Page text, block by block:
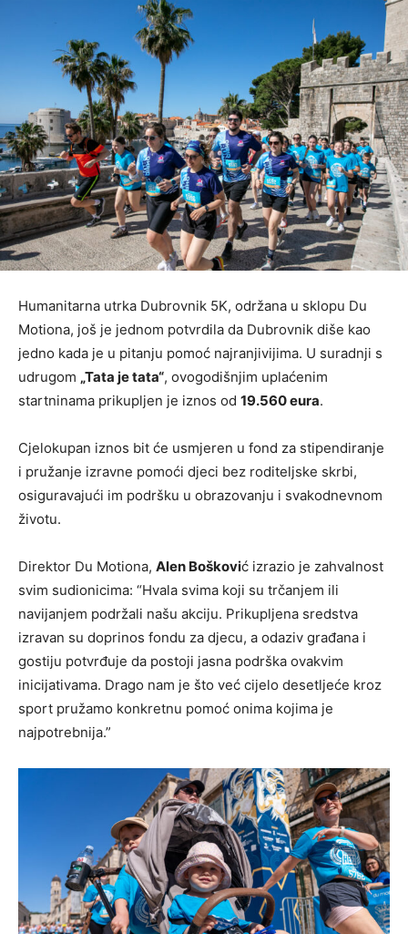
Humanitarna utrka Dubrovnik 5K, održana u sklopu Du
Motiona, još je jednom potvrdila da Dubrovnik diše kao
jedno kada je u pitanju pomoć najranjivijima. U suradnji s
udrugom „Tata je tata“, ovogodišnjim uplaćenim
startninama prikupljen je iznos od 19.560 eura.
Cjelokupan iznos bit će usmjeren u fond za stipendiranje
i pružanje izravne pomoći djeci bez roditeljske skrbi,
osiguravajući im podršku u obrazovanju i svakodnevnom
životu.
Direktor Du Motiona, Alen Bošković izrazio je zahvalnost
svim sudionicima: “Hvala svima koji su trčanjem ili
navijanjem podržali našu akciju. Prikupljena sredstva
izravan su doprinos fondu za djecu, a odaziv građana i
gostiju potvrđuje da postoji jasna podrška ovakvim
inicijativama. Drago nam je što već cijelo desetljeće kroz
sport pružamo konkretnu pomoć onima kojima je
najpotrebnija.”